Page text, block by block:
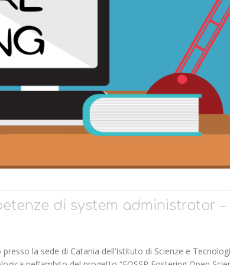
di system administrator –
la sede di Catania dell’Istituto di Scienze e